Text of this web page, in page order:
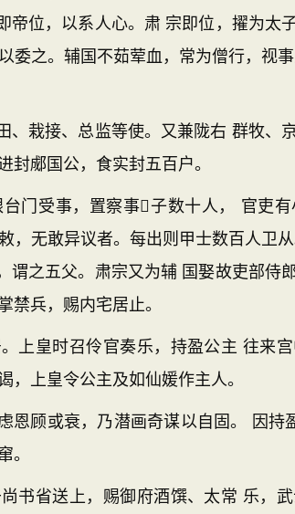
位，以系人心。肃 宗即位，擢为太
委之。辅国不茹荤血，常为僧行，视
栽接、总监等使。又兼陇右 群牧、
封郕国公，食实封五百户。
受事，置察事子数十人， 官吏有
，无敢异议者。每出则甲士数百人卫
之五父。肃宗又为辅 国娶故吏部侍
禁兵，赐内宅居止。
皇时召伶官奏乐，持盈公主 往来
上皇令公主及如仙媛作主人。
顾或衰，乃潜画奇谋以自固。 因持
。
省送上，赐御府酒馔、太常 乐，武